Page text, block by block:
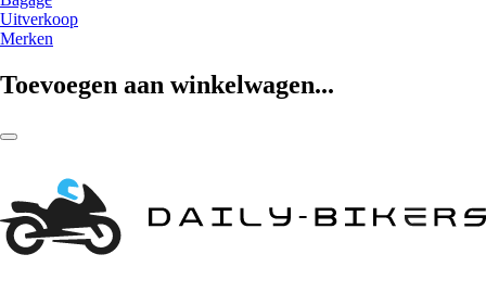
Uitverkoop
Merken
Toevoegen aan winkelwagen...